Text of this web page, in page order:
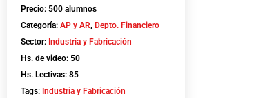
Precio: 500 alumnos
Categoría: AP y AR Depto. Financiero
Sector: Industria y Fabricación
Hs. de video: 50
Hs. Lectivas: 85
Tags: Industria y Fabricación